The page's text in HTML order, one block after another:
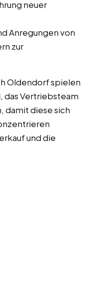
neuer
Anregungen von
zur
Oldendorf spielen
das Vertriebsteam
damit diese sich
und die